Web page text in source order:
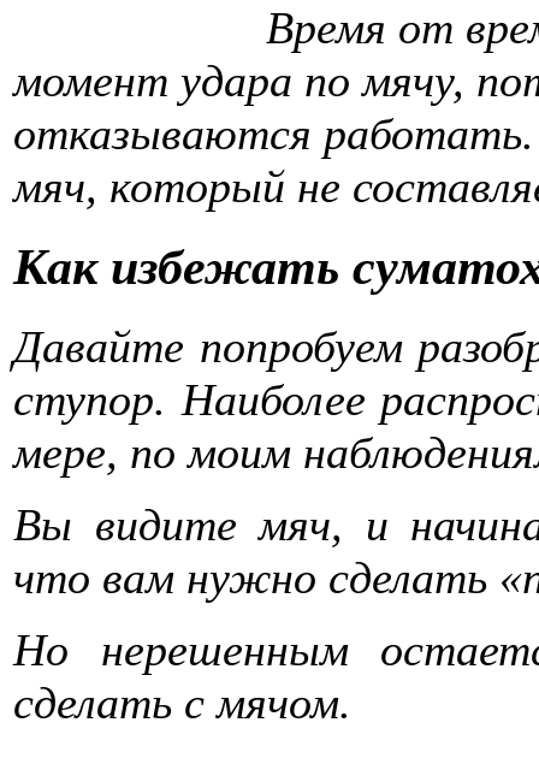
Время от
момент удара по мячу,
отказываются работать.
мяч, который не
Как избежать
Давайте попробуем
ступор. Наиболее
мере, по моим
Вы видите мяч, и
что вам нужно сделать
Но нерешенным
сделать с мячом.